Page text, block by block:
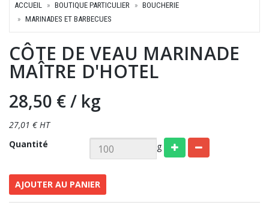
ACCUEIL BOUTIQUE PARTICULIER
BOUCHERIE
MARINADES ET BARBECUES
CÔTE DE VEAU MARINADE
MAÎTRE D'HOTEL
28,50 €/ kg
27,01 € HT
Quantité
g
AJOUTER AU PANIER